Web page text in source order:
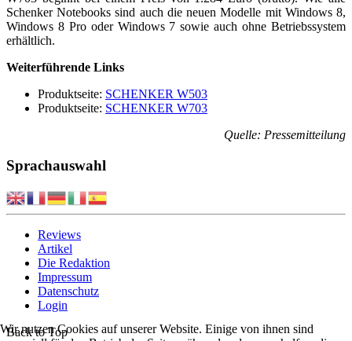
Schenker Notebooks sind auch die neuen Modelle mit Windows 8,
Windows 8 Pro oder Windows 7 sowie auch ohne Betriebssystem
erhältlich.
Weiterführende Links
Produktseite: SCHENKER W503
Produktseite: SCHENKER W703
Quelle: Pressemitteilung
Sprachauswahl
Reviews
Artikel
Die Redaktion
Impressum
Datenschutz
Login
Back to Top
Wir nutzen Cookies auf unserer Website. Einige von ihnen sind